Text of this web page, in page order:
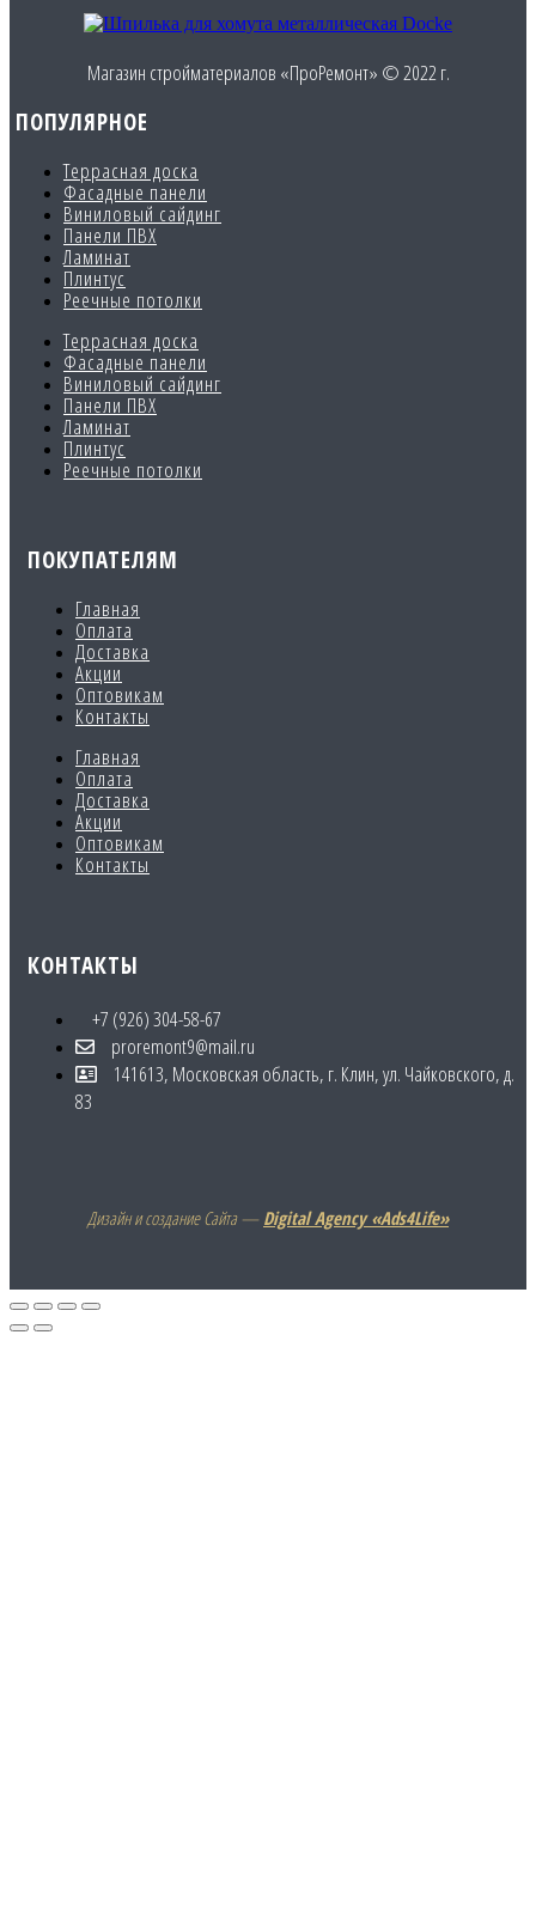
Магазин стройматериалов «ПроРемонт» © 2022 г.
ПОПУЛЯРНОЕ
Террасная доска
Фасадные панели
Виниловый сайдинг
Панели ПВХ
Ламинат
Плинтус
Реечные потолки
Террасная доска
Фасадные панели
Виниловый сайдинг
Панели ПВХ
Ламинат
Плинтус
Реечные потолки
ПОКУПАТЕЛЯМ
Главная
Оплата
Доставка
Акции
Оптовикам
Контакты
Главная
Оплата
Доставка
Акции
Оптовикам
Контакты
КОНТАКТЫ
+7 (926) 304-58-67
proremont9@mail.ru
141613, Московская область, г. Клин, ул. Чайковского, д.
83
Дизайн и создание Сайта — Digital Agency «Ads4Life»